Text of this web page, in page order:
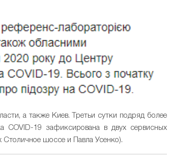
а также Киев. Третьи сутки подряд более
19 зафиксирована в двух сервисных
Столичное шоссе и Павла Усенко).